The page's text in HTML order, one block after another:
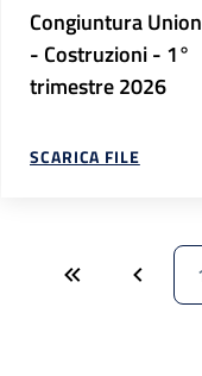
Congiuntura
- Costruzioni - 1°
trimestre 2026
SCARICA FILE